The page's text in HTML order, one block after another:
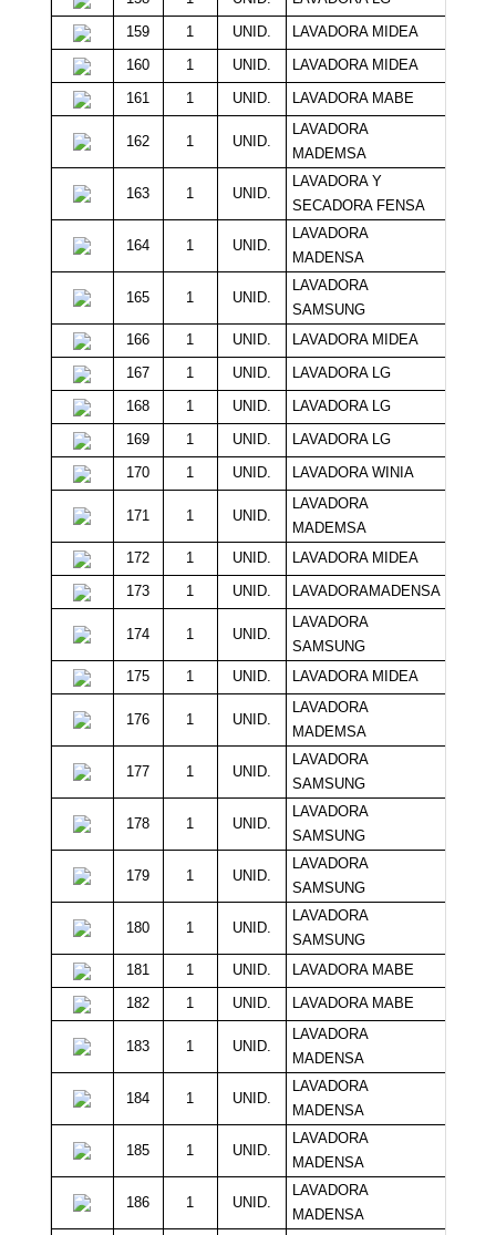
159
1 UNID. LAVADORA MIDEA
160
1 UNID. LAVADORA MIDEA
161
1 UNID. LAVADORA MABE
162 1 UNID.
LAVADORA
MADEMSA
163 1 UNID.
LAVADORA Y
SECADORA FENSA
164 1 UNID.
LAVADORA
MADENSA
165 1 UNID.
LAVADORA
SAMSUNG
166 1 UNID. LAVADORA MIDEA
167
1 UNID. LAVADORA LG
168
1 UNID. LAVADORA LG
169
1 UNID. LAVADORA LG
170
1 UNID. LAVADORA WINIA
171 1 UNID.
LAVADORA
MADEMSA
172 1 UNID. LAVADORA MIDEA
173
1 UNID. LAVADORAMADENSA
174 1 UNID.
LAVADORA
SAMSUNG
175 1 UNID. LAVADORA MIDEA
176 1 UNID.
LAVADORA
MADEMSA
177 1 UNID.
LAVADORA
SAMSUNG
178 1 UNID.
LAVADORA
SAMSUNG
179 1 UNID.
LAVADORA
SAMSUNG
180 1 UNID.
LAVADORA
SAMSUNG
181 1 UNID. LAVADORA MABE
182
1 UNID. LAVADORA MABE
183 1 UNID.
LAVADORA
MADENSA
184 1 UNID.
LAVADORA
MADENSA
185 1 UNID.
LAVADORA
MADENSA
186 1 UNID.
LAVADORA
MADENSA